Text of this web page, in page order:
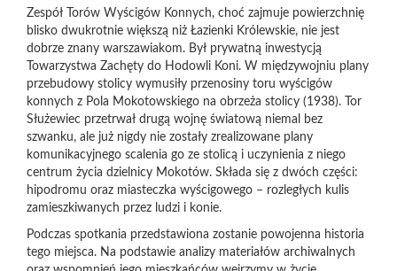
Zespół Torów Wyścigów Konnych, choć zajmuje powierzchnię
blisko dwukrotnie większą niż Łazienki Królewskie, nie jest
dobrze znany warszawiakom. Był prywatną inwestycją
Towarzystwa Zachęty do Hodowli Koni. W międzywojniu plany
przebudowy stolicy wymusiły przenosiny toru wyścigów
konnych z Pola Mokotowskiego na obrzeża stolicy (1938). Tor
Służewiec przetrwał drugą wojnę światową niemal bez
szwanku, ale już nigdy nie zostały zrealizowane plany
komunikacyjnego scalenia go ze stolicą i uczynienia z niego
centrum życia dzielnicy Mokotów. Składa się z dwóch części:
hipodromu oraz miasteczka wyścigowego – rozległych kulis
zamieszkiwanych przez ludzi i konie.
Podczas spotkania przedstawiona zostanie powojenna historia
tego miejsca. Na podstawie analizy materiałów archiwalnych